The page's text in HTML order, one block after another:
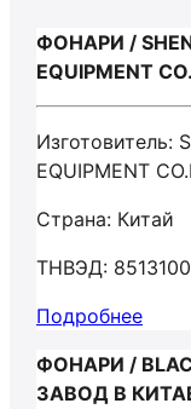
ФОНАРИ /
EQUIPMENT
Изготовитель:
EQUIPMENT
Страна: Китай
ТНВЭД:
Подробнее
ФОНАРИ /
ЗАВОД В